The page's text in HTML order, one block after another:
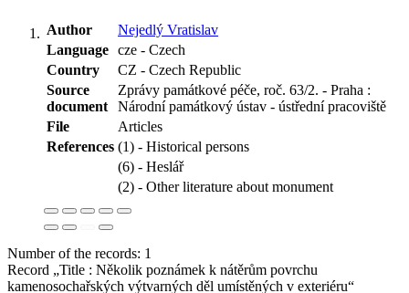
Author
Nejedlý Vratislav
Language cze - Czech
Country
CZ - Czech Republic
Source
document
Zprávy památkové péče, roč. 63/2. - Praha :
Národní památkový ústav - ústřední pracoviště
File
Articles
References (1) - Historical persons
(6) - Heslář
(2) - Other literature about monument
Number of the records: 1
Record „Title : Několik poznámek k nátěrům povrchu
kamenosochařských výtvarných děl umístěných v exteriéru“